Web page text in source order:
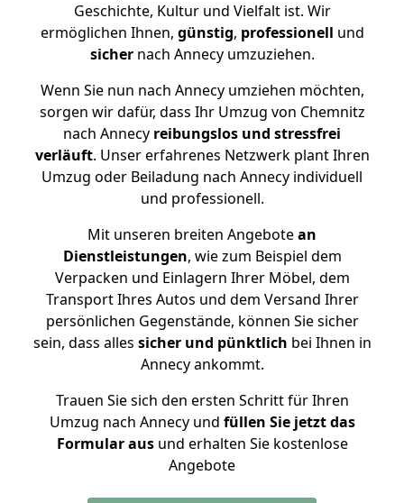
Geschichte, Kultur und Vielfalt ist. Wir
ermöglichen Ihnen, günstig, professionell und
sichernach Annecy umzuziehen.
Wenn Sie nun nach Annecy umziehen möchten,
sorgen wir dafür, dass Ihr Umzug von Chemnitz
nach Annecy reibungslos und stressfrei
verläuft. Unser erfahrenes Netzwerk plant Ihren
Umzug oder Beiladung nach Annecy individuell
und professionell.
Mit unseren breiten Angebotean
Dienstleistungen, wie zum Beispiel dem
Verpacken und Einlagern Ihrer Möbel, dem
Transport Ihres Autos und dem Versand Ihrer
persönlichen Gegenstände, können Sie sicher
sein, dass alles sicher und pünktlich bei Ihnen in
Annecy ankommt.
Trauen Sie sich den ersten Schritt für Ihren
Umzug nach Annecy und füllen Sie jetzt das
Formular ausund erhalten Sie kostenlose
Angebote